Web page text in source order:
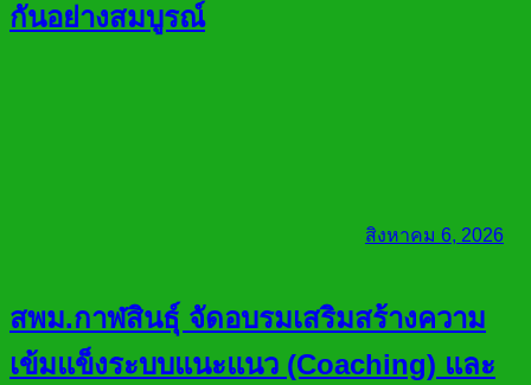
กันอย่างสมบูรณ์
สิงหาคม 6, 2026
สพม.กาฬสินธุ์ จัดอบรมเสริมสร้างความ
เข้มแข็งระบบแนะแนว (Coaching) และ